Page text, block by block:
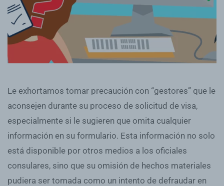
Le exhortamos tomar precaución con “gestores” que le
aconsejen durante su proceso de solicitud de visa,
especialmente si le sugieren que omita cualquier
información en su formulario. Esta información no solo
está disponible por otros medios a los oficiales
consulares, sino que su omisión de hechos materiales
pudiera ser tomada como un intento de defraudar en